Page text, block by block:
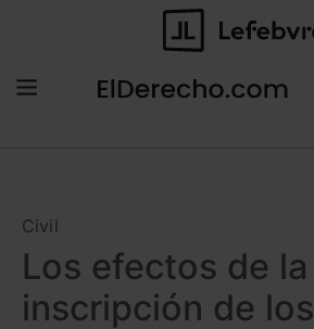
Civil
Los efectos de la
inscripción de los